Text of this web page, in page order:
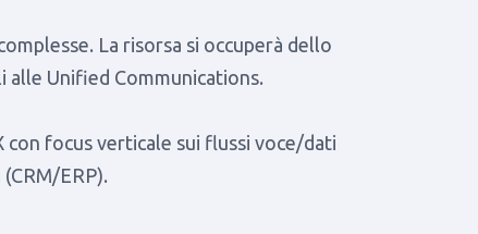
La risorsa si occuperà dello
Unified Communications.
focus verticale sui flussi voce/dati
ERP).